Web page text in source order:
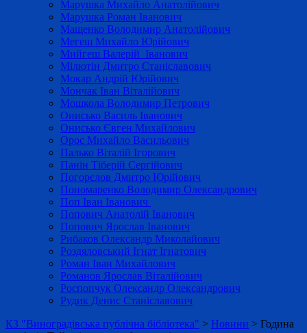
Марушка Михайло Анатолійович
Марушка Роман Іванович
Мащенко Володимир Анатолійович
Мегеш Михайло Юрійович
Мийгеш Валерій Іванович
Мілютін Дмитро Станіславович
Мокар Андрій Юрійович
Мончак Іван Віталійович
Мошкола Володимир Петрович
Онисько Василь Іванович
Онисько Євген Михайлович
Орос Михайло Васильович
Палько Віталій Ігорович
Панін Тіберій Сергійович
Погорєлов Дмитро Юрійович
Пономаренко Володимир Олександрович
Поп Іван Іванович
Попович Анатолій Іванович
Попович Ярослав Іванович
Рибаков Олександр Миколайович
Роздяловський Ігнат Ігнатович
Роман Іван Михайлович
Романов Ярослав Віталійович
Роспопчук Олександр Олександрович
Рудик Денис Станіславович
КЗ "Виноградівська публічна бібліотека" > Новини > Година